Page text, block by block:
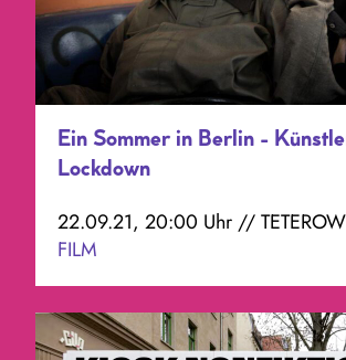
Ein Sommer in Berlin -
Lockdown
22.09.21, 20:00 Uhr //
FILM